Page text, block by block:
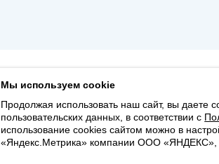
Мы используем cookie
Продолжая использовать наш сайт, вы даете
пользовательских данных, в соответствии с
использование cookies сайтом можно в
«Яндекс.Метрика» компании ООО «ЯНДЕКС»,